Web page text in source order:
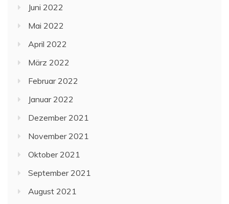
Juni 2022
Mai 2022
April 2022
März 2022
Februar 2022
Januar 2022
Dezember 2021
November 2021
Oktober 2021
September 2021
August 2021